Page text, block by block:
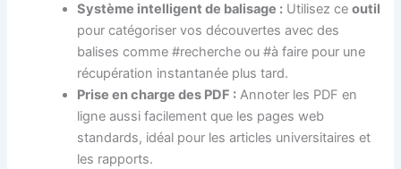
Système intelligent de balisage : Utilisez ceoutil
pour catégoriser vos découvertes avec des
balises comme #recherche ou #à faire pour une
récupération instantanée plus tard.
Prise en charge des PDF : Annoter les PDF en
ligne aussi facilement que les pages web
standards, idéal pour les articles universitaires et
les rapports.